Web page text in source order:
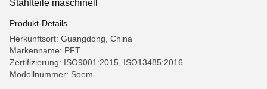
Stahlteile maschinell
Produkt-Details
Herkunftsort: Guangdong, China
Markenname: PFT
Zertifizierung: ISO9001:2015, ISO13485:2016
Modellnummer: Soem